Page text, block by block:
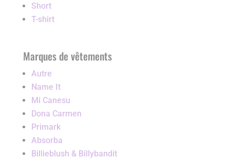
Short
T-shirt
Marques de vêtements
Autre
Name It
Mi Canesu
Dona Carmen
Primark
Absorba
Billieblush & Billybandit